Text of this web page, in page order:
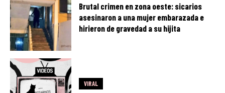
Brutal crimen en zona oeste: sicarios
asesinaron a una mujer embarazada e
hirieron de gravedad a su hijita
VIRAL